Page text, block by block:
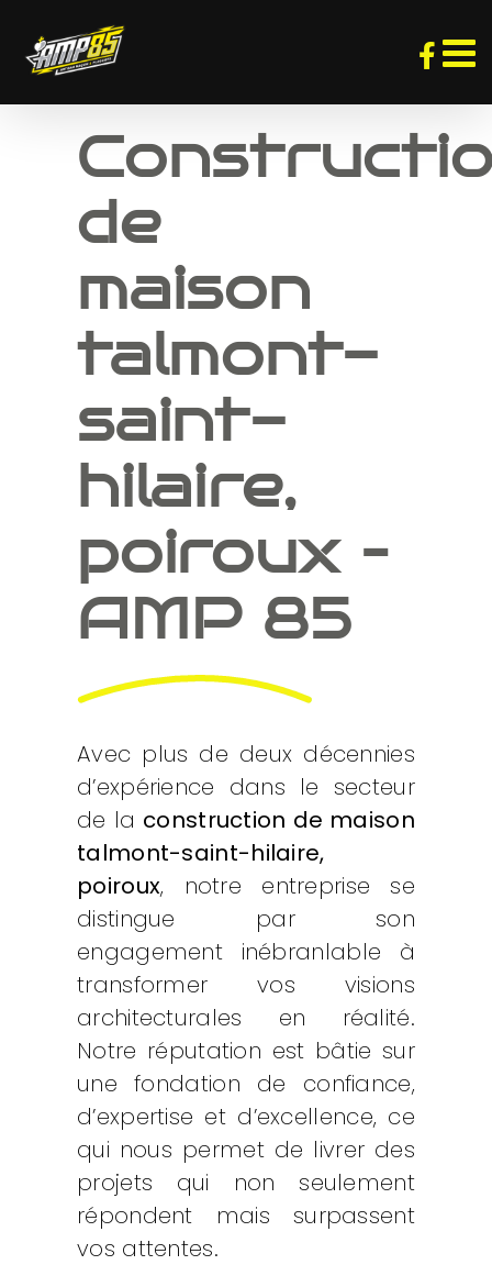
au
contenu
de
maison
talmont-
saint-
hilaire,
poiroux –
AMP 85
Avec plus de deux décennies
d’expérience dans le secteur
de la construction de maison
talmont-saint-hilaire,
poiroux, notre entreprise se
distingue par son
engagement inébranlable à
transformer vos visions
architecturales en réalité.
Notre réputation est bâtie sur
une fondation de confiance,
d’expertise et d’excellence, ce
qui nous permet de livrer des
projets qui non seulement
répondent mais surpassent
vos attentes.